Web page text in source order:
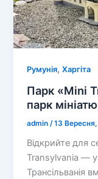
Румунія,Харгіта
Парк «Mini
парк
admin /13
Відкрийте для
Transylvania —
Трансільванія